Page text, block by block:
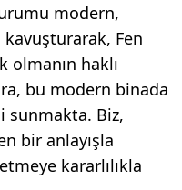
modern,
Fen
olmanın haklı
bu modern binada
sunmakta. Biz,
bir anlayışla
kararlılıkla